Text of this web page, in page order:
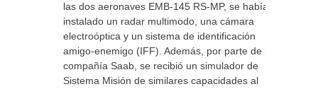
las dos aeronaves EMB-145 RS-MP, se había
instalado un radar multimodo, una cámara
electroóptica y un sistema de identificación
amigo-enemigo (IFF). Además, por parte de la
compañía Saab, se recibió un simulador de
Sistema Misión de similares capacidades al